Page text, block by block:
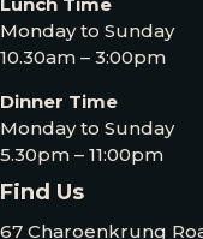
Monday to Sunday
10.30am – 3:00pm
Dinner Time
Monday to Sunday
5.30pm – 11:00pm
Find Us
67 Charoenkrung